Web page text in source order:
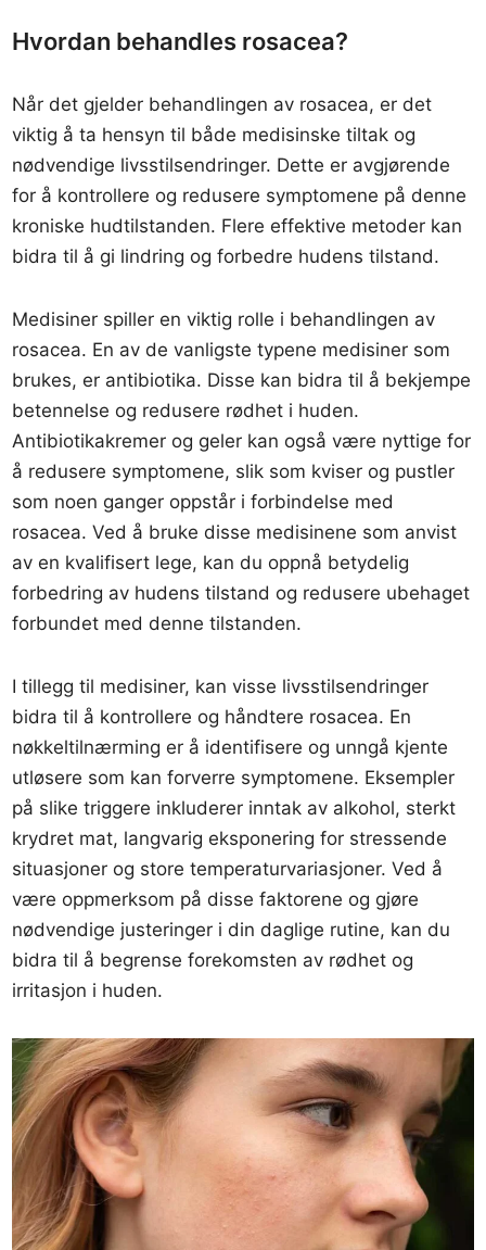
Hvordan behandles rosacea?
Når det gjelder behandlingen av rosacea, er det
viktig å ta hensyn til både medisinske tiltak og
nødvendige livsstilsendringer. Dette er avgjørende
for å kontrollere og redusere symptomene på denne
kroniske hudtilstanden. Flere effektive metoder kan
bidra til å gi lindring og forbedre hudens tilstand.
Medisiner spiller en viktig rolle i behandlingen av
rosacea. En av de vanligste typene medisiner som
brukes, er antibiotika. Disse kan bidra til å bekjempe
betennelse og redusere rødhet i huden.
Antibiotikakremer og geler kan også være nyttige for
å redusere symptomene, slik som kviser og pustler
som noen ganger oppstår i forbindelse med
rosacea. Ved å bruke disse medisinene som anvist
av en kvalifisert lege, kan du oppnå betydelig
forbedring av hudens tilstand og redusere ubehaget
forbundet med denne tilstanden.
I tillegg til medisiner, kan visse livsstilsendringer
bidra til å kontrollere og håndtere rosacea. En
nøkkeltilnærming er å identifisere og unngå kjente
utløsere som kan forverre symptomene. Eksempler
på slike triggere inkluderer inntak av alkohol, sterkt
krydret mat, langvarig eksponering for stressende
situasjoner og store temperaturvariasjoner. Ved å
være oppmerksom på disse faktorene og gjøre
nødvendige justeringer i din daglige rutine, kan du
bidra til å begrense forekomsten av rødhet og
irritasjon i huden.